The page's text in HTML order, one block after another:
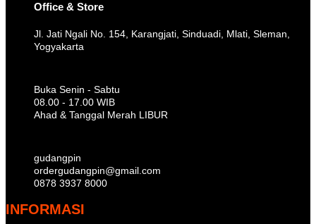
Office & Store
Jl. Jati Ngali No. 154, Karangjati, Sinduadi, Mlati, Sleman,
Yogyakarta
Buka Senin - Sabtu
08.00 - 17.00 WIB
Ahad & Tanggal Merah LIBUR
gudangpin
ordergudangpin@gmail.com
0878 3937 8000
INFORMASI